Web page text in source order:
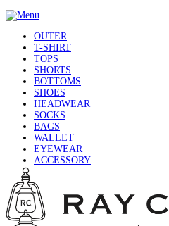
OUTER
T-SHIRT
TOPS
SHORTS
BOTTOMS
SHOES
HEADWEAR
SOCKS
BAGS
WALLET
EYEWEAR
ACCESSORY